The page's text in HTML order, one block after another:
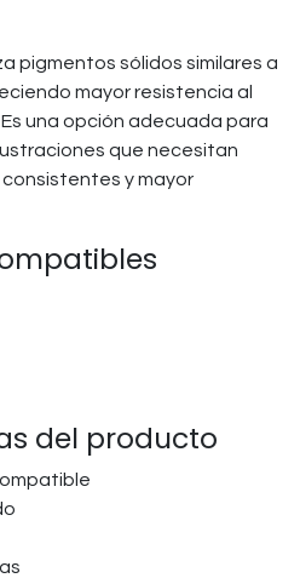
pigmentos sólidos similares a
mayor resistencia al
una opción adecuada para
que necesitan
y mayor
del producto